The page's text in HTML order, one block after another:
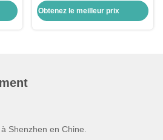
transpondeur en verre Honda
Obtenez le meilleur prix
Shenzhen en Chine.